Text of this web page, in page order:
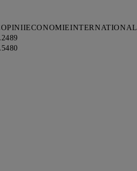
OPINIIECONOMIEINTERNATIONAL